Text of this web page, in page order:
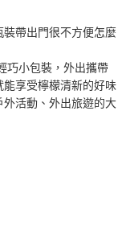
帶出門很不方便怎麼
巧小包裝，外出攜帶
享受檸檬清新的好味
活動、外出旅遊的大